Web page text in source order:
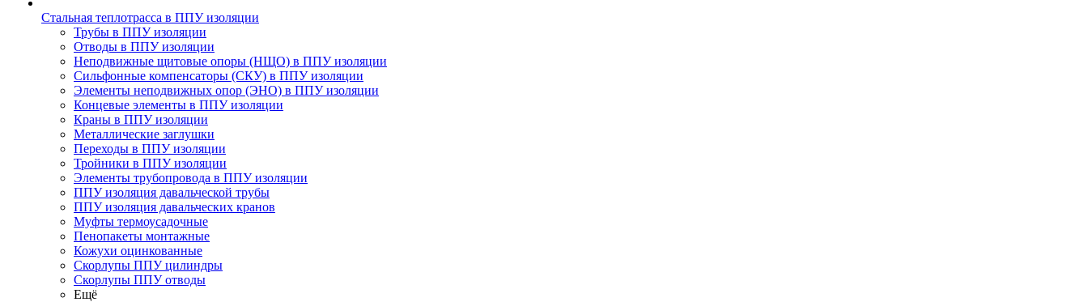
Стальная теплотрасса в ППУ изоляции
Трубы в ППУ изоляции
Отводы в ППУ изоляции
Неподвижные щитовые опоры (НЩО) в ППУ изоляции
Cильфонные компенсаторы (СКУ) в ППУ изоляции
Элементы неподвижных опор (ЭНО) в ППУ изоляции
Концевые элементы в ППУ изоляции
Краны в ППУ изоляции
Металлические заглушки
Переходы в ППУ изоляции
Тройники в ППУ изоляции
Элементы трубопровода в ППУ изоляции
ППУ изоляция давальческой трубы
ППУ изоляция давальческих кранов
Муфты термоусадочные
Пенопакеты монтажные
Кожухи оцинкованные
Скорлупы ППУ цилиндры
Скорлупы ППУ отводы
Ещё